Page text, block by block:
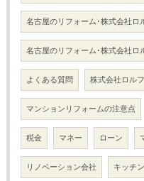
名古屋のリフォーム･株式会社ロ
名古屋のリフォーム･株式会社ロ
よくある質問 株式会社ロルフ
マンションリフォームの注意点
税金 マネー ローン
リノベーション会社 キッチン